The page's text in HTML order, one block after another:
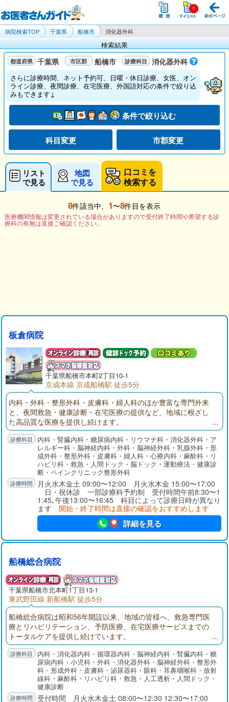
病院検索TOP 千葉県 船橋市 消化器外科
検索結果
千葉県 船橋市 消化器外科
さらに診療時間、ネット予約可、日曜・休日診療、女医、オン
ライン診療、夜間診療、在宅医療、外国語対応の条件で絞り込
みもできます↓
条件で絞り込む
科目変更 市郡変更
リスト
で見る
地図
で見る
口コミを
検索する
8件該当中、 1〜8件目を表示
医療機関情報は変更されている場合がありますので受付終了時間や希望する診
療科の有無は直接ご確認ください。
板倉病院
千葉県船橋市本町2丁目10-1
京成本線 京成船橋駅 徒歩5分
内科・外科・整形外科・皮膚科・婦人科のほか豊富な専門外来
と、夜間救急・健康診断・在宅医療の提供など、地域に根ざし
た高品質な医療を提供し続けます。
内科・腎臓内科・糖尿病内科・リウマチ科・消化器外科・ア
レルギー科・脳神経内科・外科・脳神経外科・乳腺外科・形
成外科・整形外科・皮膚科・婦人科・心療内科・麻酔科・リ
ハビリ科・救急・人間ドック・脳ドック・運動療法・健康診
断・ペインクリニック整形外科
月火水木金土 09:00〜12:00 月火水木金 15:00〜17:00
日・祝休診 一部診療科予約制 受付時間午前8:30〜1
1:45､午後13:00〜16:45 科目によって診療日時が異なり
ます 開始・終了時間は直接の確認をおすすめします
詳細を見る
船橋総合病院
千葉県船橋市北本町1丁目13-1
東武野田線 新船橋駅 徒歩5分
船橋総合病院は昭和56年開設以来、地域の皆様へ、救急専門医
療とリハビリテーション、予防医療、在宅医療サービスまでの
トータルケアを提供し続けています。
内科・消化器内科・循環器内科・脳神経内科・腎臓内科・糖
尿病内科・小児科・外科・消化器外科・脳神経外科・整形外
科・形成外科・皮膚科・泌尿器科・眼科・耳鼻咽喉科・放射
線科・麻酔科・リハビリ科・救急・人工透析・人間ドック・
健康診断
受付時間 月火水木金土 08:00〜12:30 12:30〜17:00